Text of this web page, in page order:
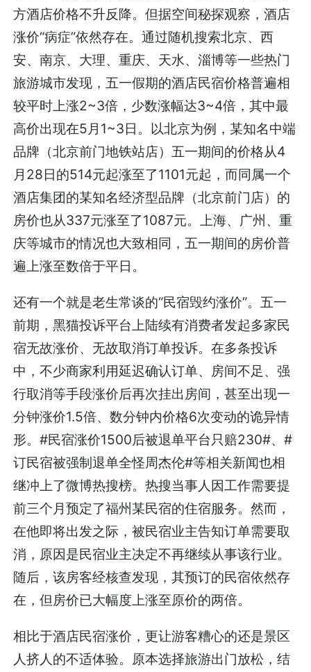
方酒店价格不升反降。但据空间秘探观察，酒店
涨价“病症”依然存在。通过随机搜索北京、西
安、南京、大理、重庆、天水、淄博等一些热门
旅游城市发现，五一假期的酒店民宿价格普遍相
较平时上涨2~3倍，少数涨幅达3~4倍，其中最
高价出现在5月1~3日。以北京为例，某知名中端
品牌（北京前门地铁站店）五一期间的价格从4
月28日的514元起涨至了1101元起，而同属一个
酒店集团的某知名经济型品牌（北京前门店）的
房价也从337元涨至了1087元。上海、广州、重
庆等城市的情况也大致相同，五一期间的房价普
遍上涨至数倍于平日。
还有一个就是老生常谈的“民宿毁约涨价”。五一
前期，黑猫投诉平台上陆续有消费者发起多家民
宿无故涨价、无故取消订单投诉。在多条投诉
中，不少商家利用延迟确认订单、房间不足、强
行取消等手段涨价后再次挂出房间，甚至出现一
分钟涨价1.5倍、数分钟内价格6次变动的诡异情
形。#民宿涨价1500后被退单平台只赔230#、#
订民宿被强制退单全怪周杰伦#等相关新闻也相
继冲上了微博热搜榜。热搜当事人因工作需要提
前三个月预定了福州某民宿的住宿服务。然而，
在他即将出发之际，被民宿业主告知订单需要取
消，原因是民宿业主决定不再继续从事该行业。
随后，该房客经核查发现，其预订的民宿依然存
在，但房价已大幅度上涨至原价的两倍。
相比于酒店民宿涨价，更让游客糟心的还是景区
人挤人的不适体验。原本选择旅游出门放松，结